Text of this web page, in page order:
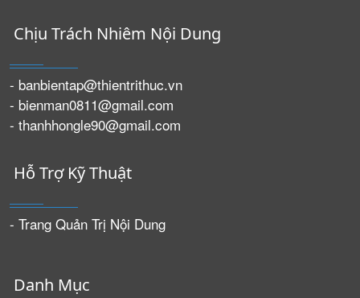
Chịu Trách Nhiêm Nội Dung
- banbientap@thientrithuc.vn
- bienman0811@gmail.com
- thanhhongle90@gmail.com
Hỗ Trợ Kỹ Thuật
- Trang Quản Trị Nội Dung
Danh Mục